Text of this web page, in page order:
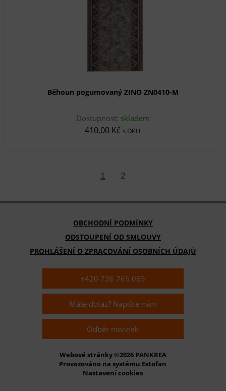
Běhoun pogumovaný ZINO ZN0410-M
Dostupnost: skladem
410,00 Kč s DPH
1 2
OBCHODNÍ PODMÍNKY
ODSTOUPENÍ OD SMLOUVY
PROHLÁŠENÍ O ZPRACOVÁNÍ OSOBNÍCH ÚDAJŮ
+420 736 765 065
Máte dotaz? Napište nám
Odběr novinek
Webové stránky ©2026 PANKREA
Provozováno na systému Estofan
Nastavení cookies